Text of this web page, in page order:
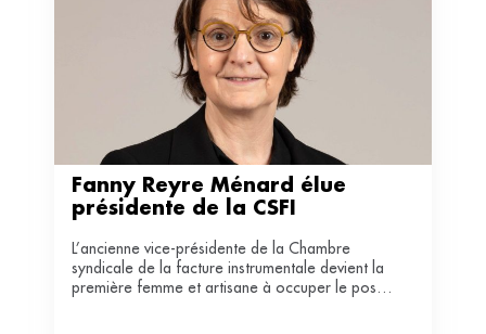
Fanny Reyre Ménard élue
L’ancienne vice-présidente de la Chambre
syndicale de la facture instrumentale devient la
première femme et artisane à occuper le poste